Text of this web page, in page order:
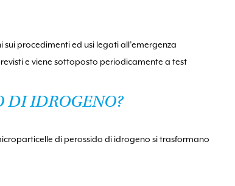
procedimenti ed usi legati all’emergenza
e viene sottoposto periodicamente a test
DI IDROGENO?
di perossido di idrogeno si trasformano